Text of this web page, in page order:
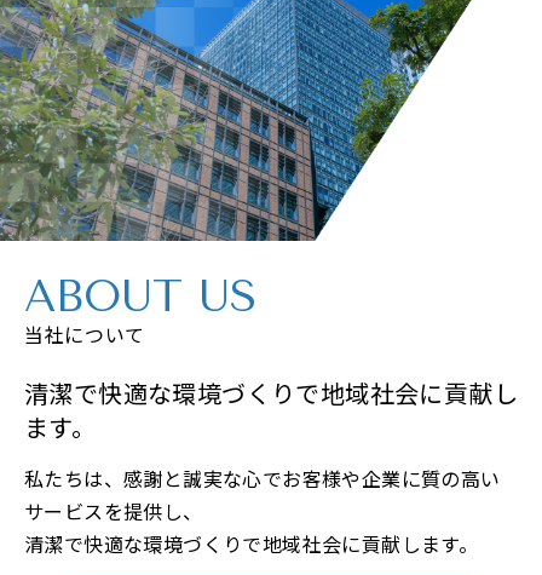
ABOUT US
当社について
清潔で快適な環境づくりで地域社会に貢献し
ます。
私たちは、感謝と誠実な心でお客様や企業に質の高い
サービスを提供し、
清潔で快適な環境づくりで地域社会に貢献します。